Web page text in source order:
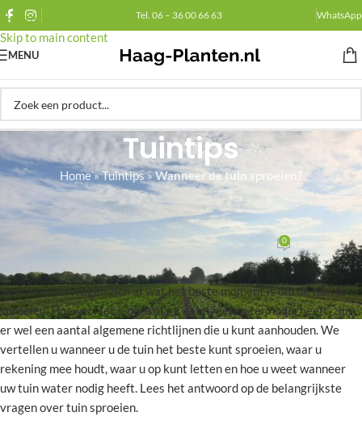
Skip to navigation
Skip to main content
Tel. 06 – 36 00 66 63 WhatsApp
MENU
Tuintips
Home»Tuintips»Wanneer de tuin sproeien?
VERZORGING
Wanneer de tuin sproeien?
Haag-planten.nl Op december 11, 2023 0
Veel mensen vragen zich af wat het beste moment is om de tuin te
sproeien. Hoewel niet iedere plant evenveel water nodig heeft, zijn
er wel een aantal algemene richtlijnen die u kunt aanhouden. We
vertellen u wanneer u de tuin het beste kunt sproeien, waar u
rekening mee houdt, waar u op kunt letten en hoe u weet wanneer
uw tuin water nodig heeft. Lees het antwoord op de belangrijkste
vragen over tuin sproeien.